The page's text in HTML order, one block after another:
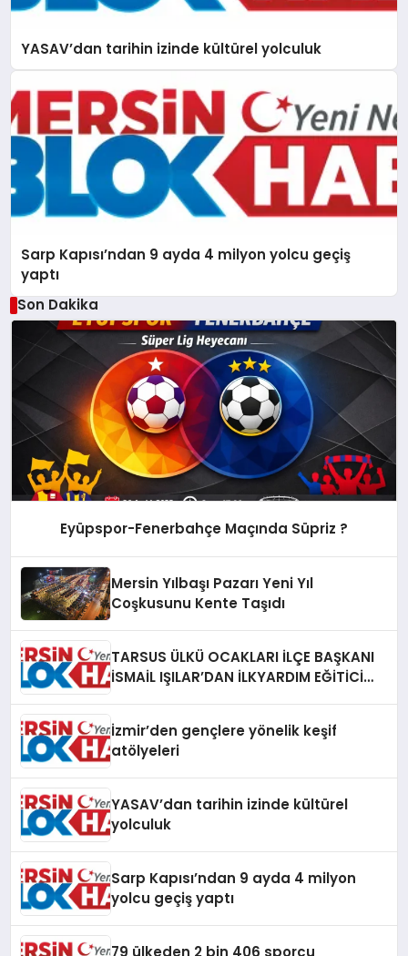
YASAV’dan tarihin izinde kültürel yolculuk
Sarp Kapısı’ndan 9 ayda 4 milyon yolcu geçiş
yaptı
Son Dakika
Eyüpspor-Fenerbahçe Maçında Süpriz ?
Mersin Yılbaşı Pazarı Yeni Yıl
Coşkusunu Kente Taşıdı
TARSUS ÜLKÜ OCAKLARI İLÇE BAŞKANI
İSMAİL IŞILAR’DAN İLKYARDIM EĞİTİCİ
İzmir’den gençlere yönelik keşif
atölyeleri
YASAV’dan tarihin izinde kültürel
yolculuk
Sarp Kapısı’ndan 9 ayda 4 milyon
yolcu geçiş yaptı
79 ülkeden 2 bin 406 sporcu